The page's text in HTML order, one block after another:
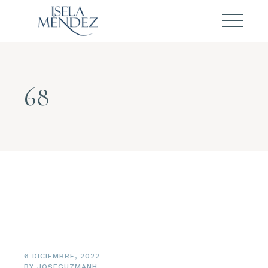
68
6 DICIEMBRE, 2022